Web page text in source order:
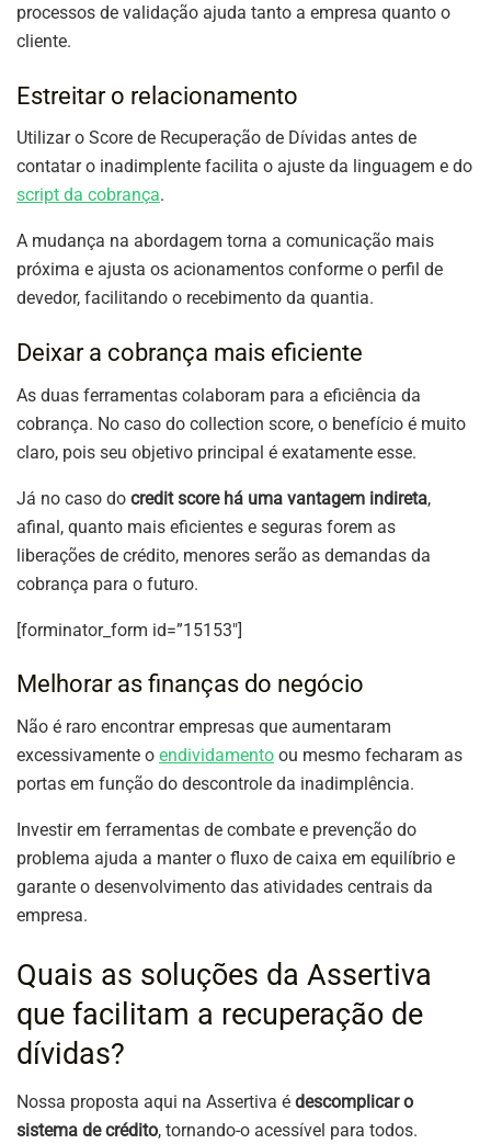
processos de validação ajuda tanto a empresa quanto o
cliente.
Estreitar o relacionamento
Utilizar o Score de Recuperação de Dívidas antes de
contatar o inadimplente facilita o ajuste da linguagem e do
script da cobrança.
A mudança na abordagem torna a comunicação mais
próxima e ajusta os acionamentos conforme o perfil de
devedor, facilitando o recebimento da quantia.
Deixar a cobrança mais eficiente
As duas ferramentas colaboram para a eficiência da
cobrança. No caso do collection score, o benefício é muito
claro, pois seu objetivo principal é exatamente esse.
Já no caso do credit score há uma vantagem indireta,
afinal, quanto mais eficientes e seguras forem as
liberações de crédito, menores serão as demandas da
cobrança para o futuro.
[forminator_form id=”15153″]
Melhorar as finanças do negócio
Não é raro encontrar empresas que aumentaram
excessivamente o endividamento ou mesmo fecharam as
portas em função do descontrole da inadimplência.
Investir em ferramentas de combate e prevenção do
problema ajuda a manter o fluxo de caixa em equilíbrio e
garante o desenvolvimento das atividades centrais da
empresa.
Quais as soluções da Assertiva
que facilitam a recuperação de
dívidas?
Nossa proposta aqui na Assertiva é descomplicar o
sistema de crédito, tornando-o acessível para todos.